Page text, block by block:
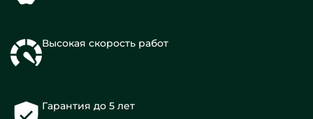
Высокая скорость работ
Гарантия до 5 лет